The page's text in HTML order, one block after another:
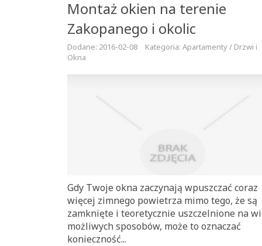
Montaż okien na terenie
Zakopanego i okolic
Dodane: 2016-02-08
Kategoria: Apartamenty / Drzwi i
Okna
Gdy Twoje okna zaczynają wpuszczać coraz
więcej zimnego powietrza mimo tego, że są
zamknięte i teoretycznie uszczelnione na
możliwych sposobów, może to oznaczać
konieczność...